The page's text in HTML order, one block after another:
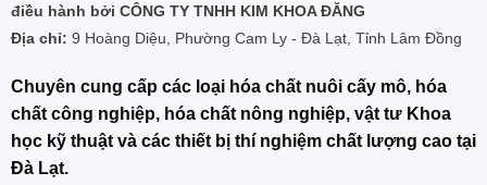
điều hành bởi CÔNG TY TNHH KIM KHOA ĐĂNG
Địa chỉ: 9 Hoàng Diệu, Phường Cam Ly - Đà Lạt, Tỉnh Lâm Đồng
Chuyên cung cấp các loại hóa chất nuôi cấy mô, hóa
chất công nghiệp, hóa chất nông nghiệp, vật tư Khoa
học kỹ thuật và các thiết bị thí nghiệm chất lượng cao tại
Đà Lạt.